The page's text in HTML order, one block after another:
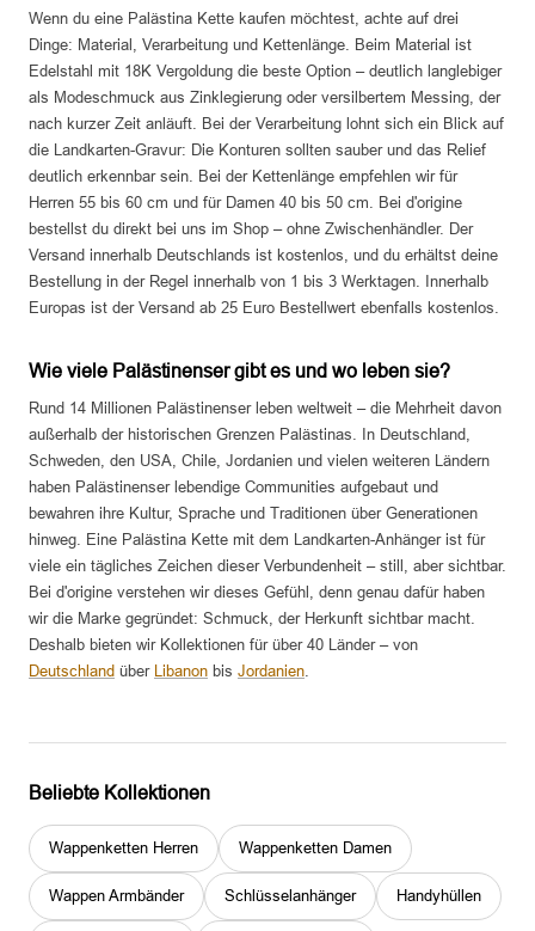
Wenn du eine Palästina Kette kaufen möchtest, achte auf drei
Dinge: Material, Verarbeitung und Kettenlänge. Beim Material ist
Edelstahl mit 18K Vergoldung die beste Option – deutlich langlebiger
als Modeschmuck aus Zinklegierung oder versilbertem Messing, der
nach kurzer Zeit anläuft. Bei der Verarbeitung lohnt sich ein Blick auf
die Landkarten-Gravur: Die Konturen sollten sauber und das Relief
deutlich erkennbar sein. Bei der Kettenlänge empfehlen wir für
Herren 55 bis 60 cm und für Damen 40 bis 50 cm. Bei d'origine
bestellst du direkt bei uns im Shop – ohne Zwischenhändler. Der
Versand innerhalb Deutschlands ist kostenlos, und du erhältst deine
Bestellung in der Regel innerhalb von 1 bis 3 Werktagen. Innerhalb
Europas ist der Versand ab 25 Euro Bestellwert ebenfalls kostenlos.
Wie viele Palästinenser gibt es und wo leben sie?
Rund 14 Millionen Palästinenser leben weltweit – die Mehrheit davon
außerhalb der historischen Grenzen Palästinas. In Deutschland,
Schweden, den USA, Chile, Jordanien und vielen weiteren Ländern
haben Palästinenser lebendige Communities aufgebaut und
bewahren ihre Kultur, Sprache und Traditionen über Generationen
hinweg. Eine Palästina Kette mit dem Landkarten-Anhänger ist für
viele ein tägliches Zeichen dieser Verbundenheit – still, aber sichtbar.
Bei d'origine verstehen wir dieses Gefühl, denn genau dafür haben
wir die Marke gegründet: Schmuck, der Herkunft sichtbar macht.
Deshalb bieten wir Kollektionen für über 40 Länder – von
Deutschland über Libanon bis Jordanien.
Beliebte Kollektionen
Wappenketten Herren Wappenketten Damen
Wappen Armbänder Schlüsselanhänger Handyhüllen